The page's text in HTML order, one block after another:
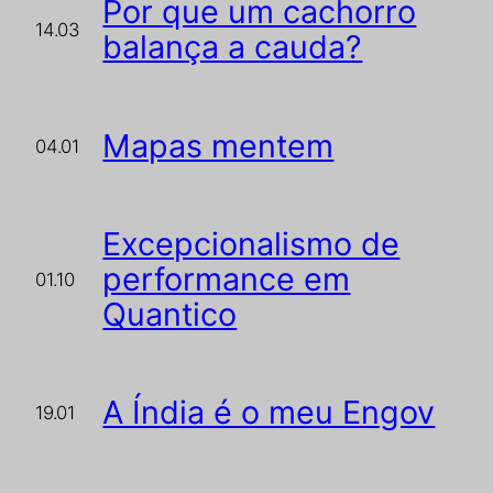
14.03
Por que um cachorro
balança a cauda?
04.01 Mapas mentem
01.10
Excepcionalismo de
performance em
Quantico
19.01 A Índia é o meu Engov